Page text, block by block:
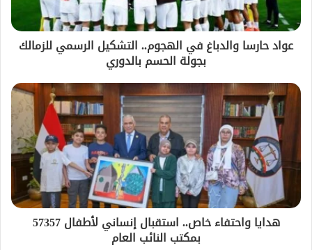
عواد حارسا والدباغ في الهجوم.. التشكيل الرسمي للزمالك
بجولة الحسم بالدوري
هدايا واحتفاء خاص.. استقبال إنساني لأطفال 57357
بمكتب النائب العام